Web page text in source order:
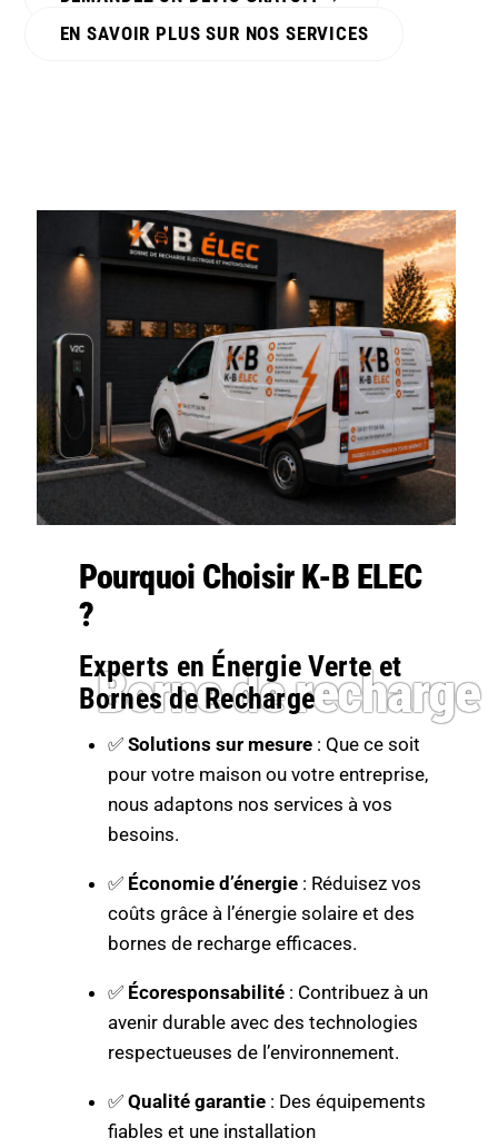
EN SAVOIR PLUS SUR NOS SERVICES
Borne de recharge
Pourquoi Choisir K-B ELEC
?
Experts en Énergie Verte et
Bornes de Recharge
✅Solutions sur mesure : Que ce soit
pour votre maison ou votre entreprise,
nous adaptons nos services à vos
besoins.
✅ Économie d’énergie : Réduisez vos
coûts grâce à l’énergie solaire et des
bornes de recharge efficaces.
✅ Écoresponsabilité : Contribuez à un
avenir durable avec des technologies
respectueuses de l’environnement.
✅Qualité garantie : Des équipements
fiables et une installation